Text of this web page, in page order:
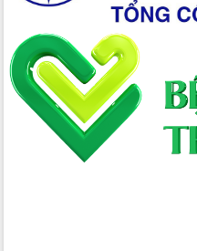
Thủ tướng Chính phủ Phạm Minh Chính
kiểm tra, chỉ đạo hoàn thành các dự
án cao tốc và thăm khu tái định cư tại
Đắk Lắk
Sôi nổi Hội đua ngựa truyền thống Gò
Thì Thùng mừng Xuân Bính Ngọ 2026
Lãnh đạo tỉnh dâng hương tưởng niệm
tại Đập Đồng Cam đầu Xuân Bính Ngọ